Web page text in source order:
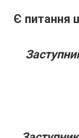
Є питання